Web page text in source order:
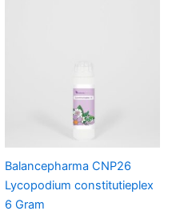
Balancepharma CNP26
Lycopodium constitutieplex
6 Gram